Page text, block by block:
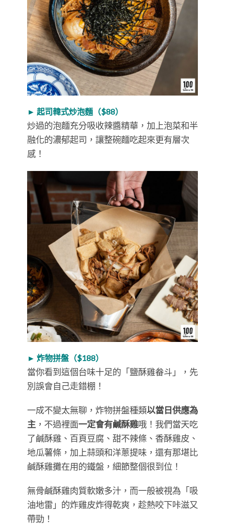
► 起司韓式炒泡麵（$88）
炒過的泡麵充分吸收辣醬精華，加上泡菜和半
融化的濃郁起司，讓整碗麵吃起來更有層次
感！
► 炸物拼盤（$188）
當你看到這個台味十足的「鹽酥雞畚斗」，先
別誤會自己走錯棚！
一成不變太無聊，炸物拼盤種類以當日供應為
主 ，不過裡面一定會有鹹酥雞哦！我們當天吃
了鹹酥雞、百頁豆腐、甜不辣條、香酥雞皮、
地瓜薯條，加上蒜頭和洋蔥提味，還有那堪比
鹹酥雞攤在用的鐵盤，細節整個很到位！
無骨鹹酥雞肉質軟嫩多汁，而一般被視為「吸
油地雷」的炸雞皮炸得乾爽，趁熱咬下咔滋又
帶勁！